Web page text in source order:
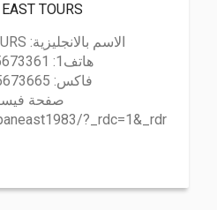
TOURS
الاسم بالانجليزية:
هاتف1:
فاكس:
صفحة
?_rdc=1&_rdr